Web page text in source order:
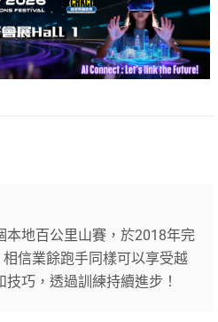
本地百公里山賽，於2018年完
相信業餘跑手同樣可以享受越
技巧，透過訓練持續進步！